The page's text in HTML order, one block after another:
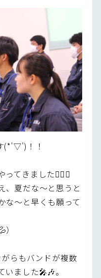
(*'▽')！！
てきました🏄‍♂️🌴
、夏だな～と思うと
な～と早くも願って
らもバンドが複数
ました🎤🎶。